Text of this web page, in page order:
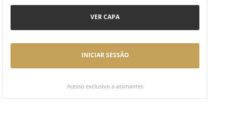
VER CAPA
INICIAR SESSÃO
Acesso exclusivo a assinantes